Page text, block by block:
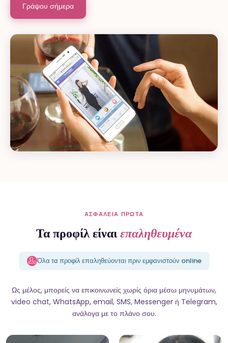
Γράψου σήμερα
ΑΣΦΆΛΕΙΑ ΠΡΏΤΑ
Τα προφίλ είναιεπαληθευμένα
Όλα τα προφίλ επαληθεύονται πριν εμφανιστούν online
Ως μέλος, μπορείς να επικοινωνείς χωρίς όρια μέσω μηνυμάτων,
video chat, WhatsApp, email, SMS, Messenger ή Telegram,
ανάλογα με το πλάνο σου.